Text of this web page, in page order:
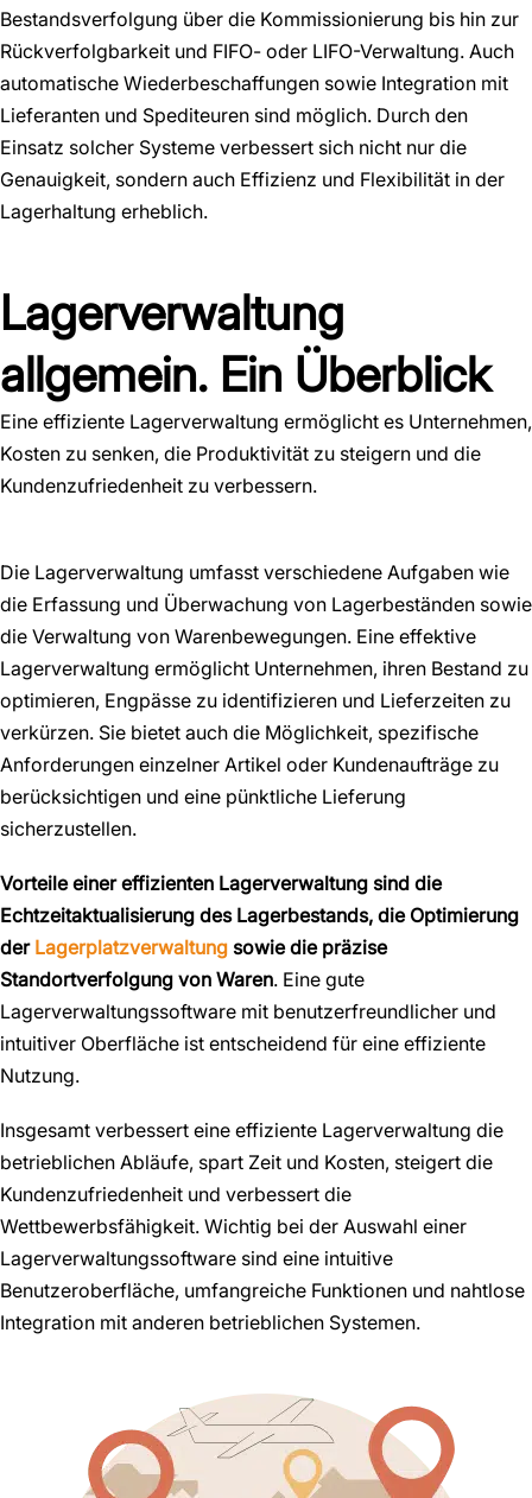
Bestandsverfolgung über die Kommissionierung bis hin zur
Rückverfolgbarkeit und FIFO- oder LIFO-Verwaltung. Auch
automatische Wiederbeschaffungen sowie Integration mit
Lieferanten und Spediteuren sind möglich. Durch den
Einsatz solcher Systeme verbessert sich nicht nur die
Genauigkeit, sondern auch Effizienz und Flexibilität in der
Lagerhaltung erheblich.
Lagerverwaltung
allgemein. Ein Überblick
Eine effiziente Lagerverwaltung ermöglicht es Unternehmen,
Kosten zu senken, die Produktivität zu steigern und die
Kundenzufriedenheit zu verbessern.
Die Lagerverwaltung umfasst verschiedene Aufgaben wie
die Erfassung und Überwachung von Lagerbeständen sowie
die Verwaltung von Warenbewegungen. Eine effektive
Lagerverwaltung ermöglicht Unternehmen, ihren Bestand zu
optimieren, Engpässe zu identifizieren und Lieferzeiten zu
verkürzen. Sie bietet auch die Möglichkeit, spezifische
Anforderungen einzelner Artikel oder Kundenaufträge zu
berücksichtigen und eine pünktliche Lieferung
sicherzustellen.
Vorteile einer effizienten Lagerverwaltung sind die
Echtzeitaktualisierung des Lagerbestands, die Optimierung
der Lagerplatzverwaltung sowie die präzise
Standortverfolgung von Waren. Eine gute
Lagerverwaltungssoftware mit benutzerfreundlicher und
intuitiver Oberfläche ist entscheidend für eine effiziente
Nutzung.
Insgesamt verbessert eine effiziente Lagerverwaltung die
betrieblichen Abläufe, spart Zeit und Kosten, steigert die
Kundenzufriedenheit und verbessert die
Wettbewerbsfähigkeit. Wichtig bei der Auswahl einer
Lagerverwaltungssoftware sind eine intuitive
Benutzeroberfläche, umfangreiche Funktionen und nahtlose
Integration mit anderen betrieblichen Systemen.